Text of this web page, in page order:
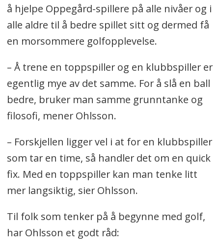
å hjelpe Oppegård-spillere på alle nivåer og i
alle aldre til å bedre spillet sitt og dermed få
en morsommere golfopplevelse.
– Å trene en toppspiller og en klubbspiller er
egentlig mye av det samme. For å slå en ball
bedre, bruker man samme grunntanke og
filosofi, mener Ohlsson.
– Forskjellen ligger vel i at for en klubbspiller
som tar en time, så handler det om en quick
fix. Med en toppspiller kan man tenke litt
mer langsiktig, sier Ohlsson.
Til folk som tenker på å begynne med golf,
har Ohlsson et godt råd: